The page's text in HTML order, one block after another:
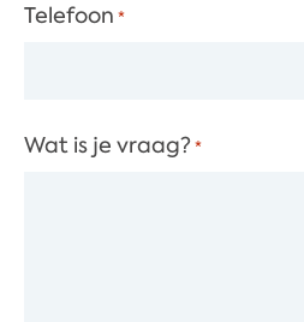
Telefoon *
Wat is je vraag?*